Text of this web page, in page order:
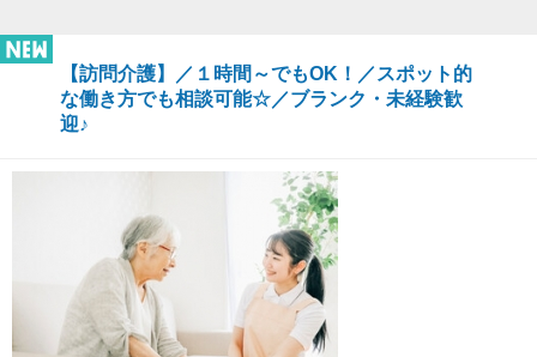
【訪問介護】／１時間～でもOK！／スポット的
な働き方でも相談可能☆／ブランク・未経験歓
迎♪